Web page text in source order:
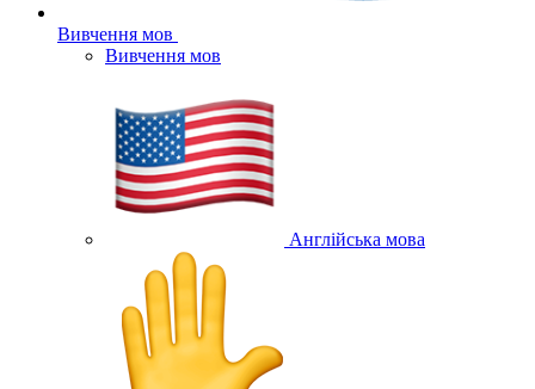
Вивчення мов
Вивчення мов
Англійська мова